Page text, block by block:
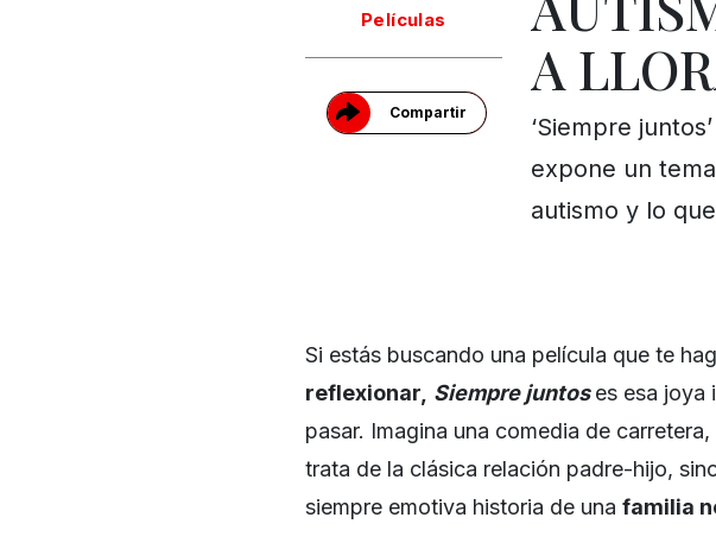
Películas
Compartir
A
‘Siempre
expone un
autismo y lo
Si estás buscando una película que te
reflexionar, Siempre juntoses esa joya
pasar. Imagina una comedia de
trata de la clásica relación padre-hijo,
siempre emotiva historia de una familia